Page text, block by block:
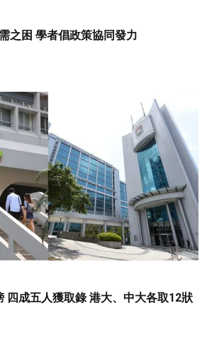
之困 學者倡政策協同發力
四成五人獲取錄 港大、中大各取12狀